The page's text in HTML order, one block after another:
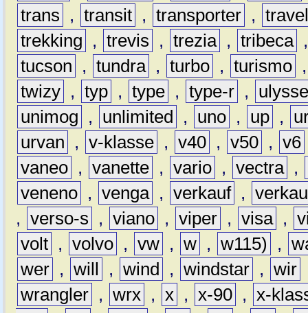
trans
, transit , transporter ,
trekking
, trevis , trezia , tribeca
tucson
, tundra , turbo , turismo
twizy , typ , type , type-r ,
unimog
, unlimited , uno , up ,
urvan
, v-klasse , v40 , v50 , v6
vaneo , vanette , vario , vectra ,
veneno , venga , verkauf ,
, verso-s , viano , viper , visa ,
volt , volvo , vw , w , w115) ,
wer , will , wind , windstar , wir
wrangler , wrx , x , x-90 , x-